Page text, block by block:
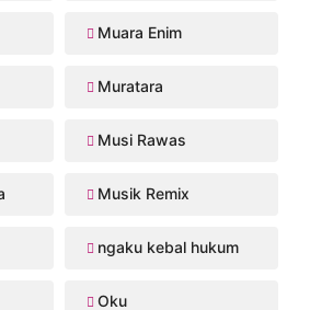
Muara Enim
Muratara
Musi Rawas
Musik Remix
ngaku kebal hukum
Oku